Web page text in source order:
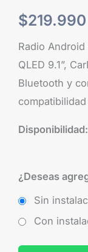
$219.990
Radio Android
QLED 9.1”,
Bluetooth y
Disponibilidad:
¿Deseas
Sin
Con